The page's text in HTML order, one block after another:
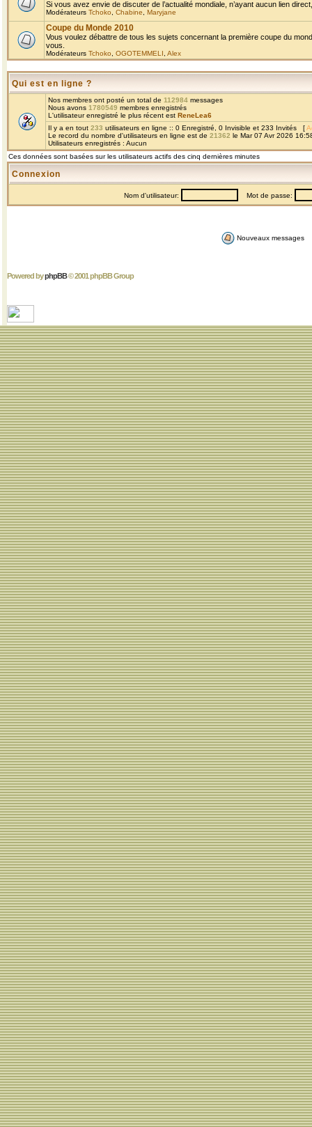
Si vous avez envie de discuter de l’actualité mondiale, n’ayant aucun lien
Modérateurs Tchoko Chabine Maryjane
Coupe du Monde 2010
Vous voulez débattre de tous les sujets concernant la première coupe du
vous.
Modérateurs Tchoko OGOTEMMELI Alex
Qui est en ligne ?
Nos membres ont posté un total de 112984 messages
Nous avons 1780549 membres enregistrés
L'utilisateur enregistré le plus récent est ReneLea6
Il y a en tout 233 utilisateurs en ligne :: 0 Enregistré, 0 Invisible et 233 Invités [
Le record du nombre d'utilisateurs en ligne est de 21362 le Mar 07 Avr 2026
Utilisateurs enregistrés : Aucun
Ces données sont basées sur les utilisateurs actifs des cinq dernières minutes
Connexion
Nom d'utilisateur: Mot de passe:
Nouveaux messages
Powered byphpBB© 2001 phpBB Group